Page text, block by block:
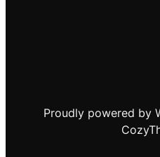
Proudly powered by